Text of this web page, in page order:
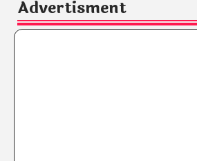
Advertisment